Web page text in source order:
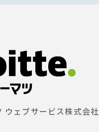
ウェブサービス株式会社